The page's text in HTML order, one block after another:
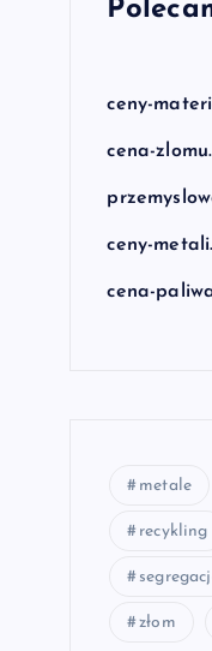
ceny-
cena-
ceny-
cena-
metale
recykling
złom